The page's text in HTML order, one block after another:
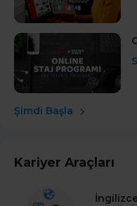
Şimdi Başla
Kariyer Araçları